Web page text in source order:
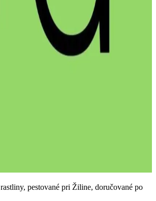
pestované pri Žiline, doručované po